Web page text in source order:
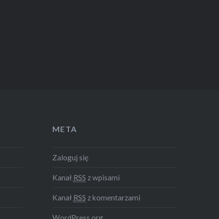
META
Zaloguj się
Kanał RSS z wpisami
Kanał RSS z komentarzami